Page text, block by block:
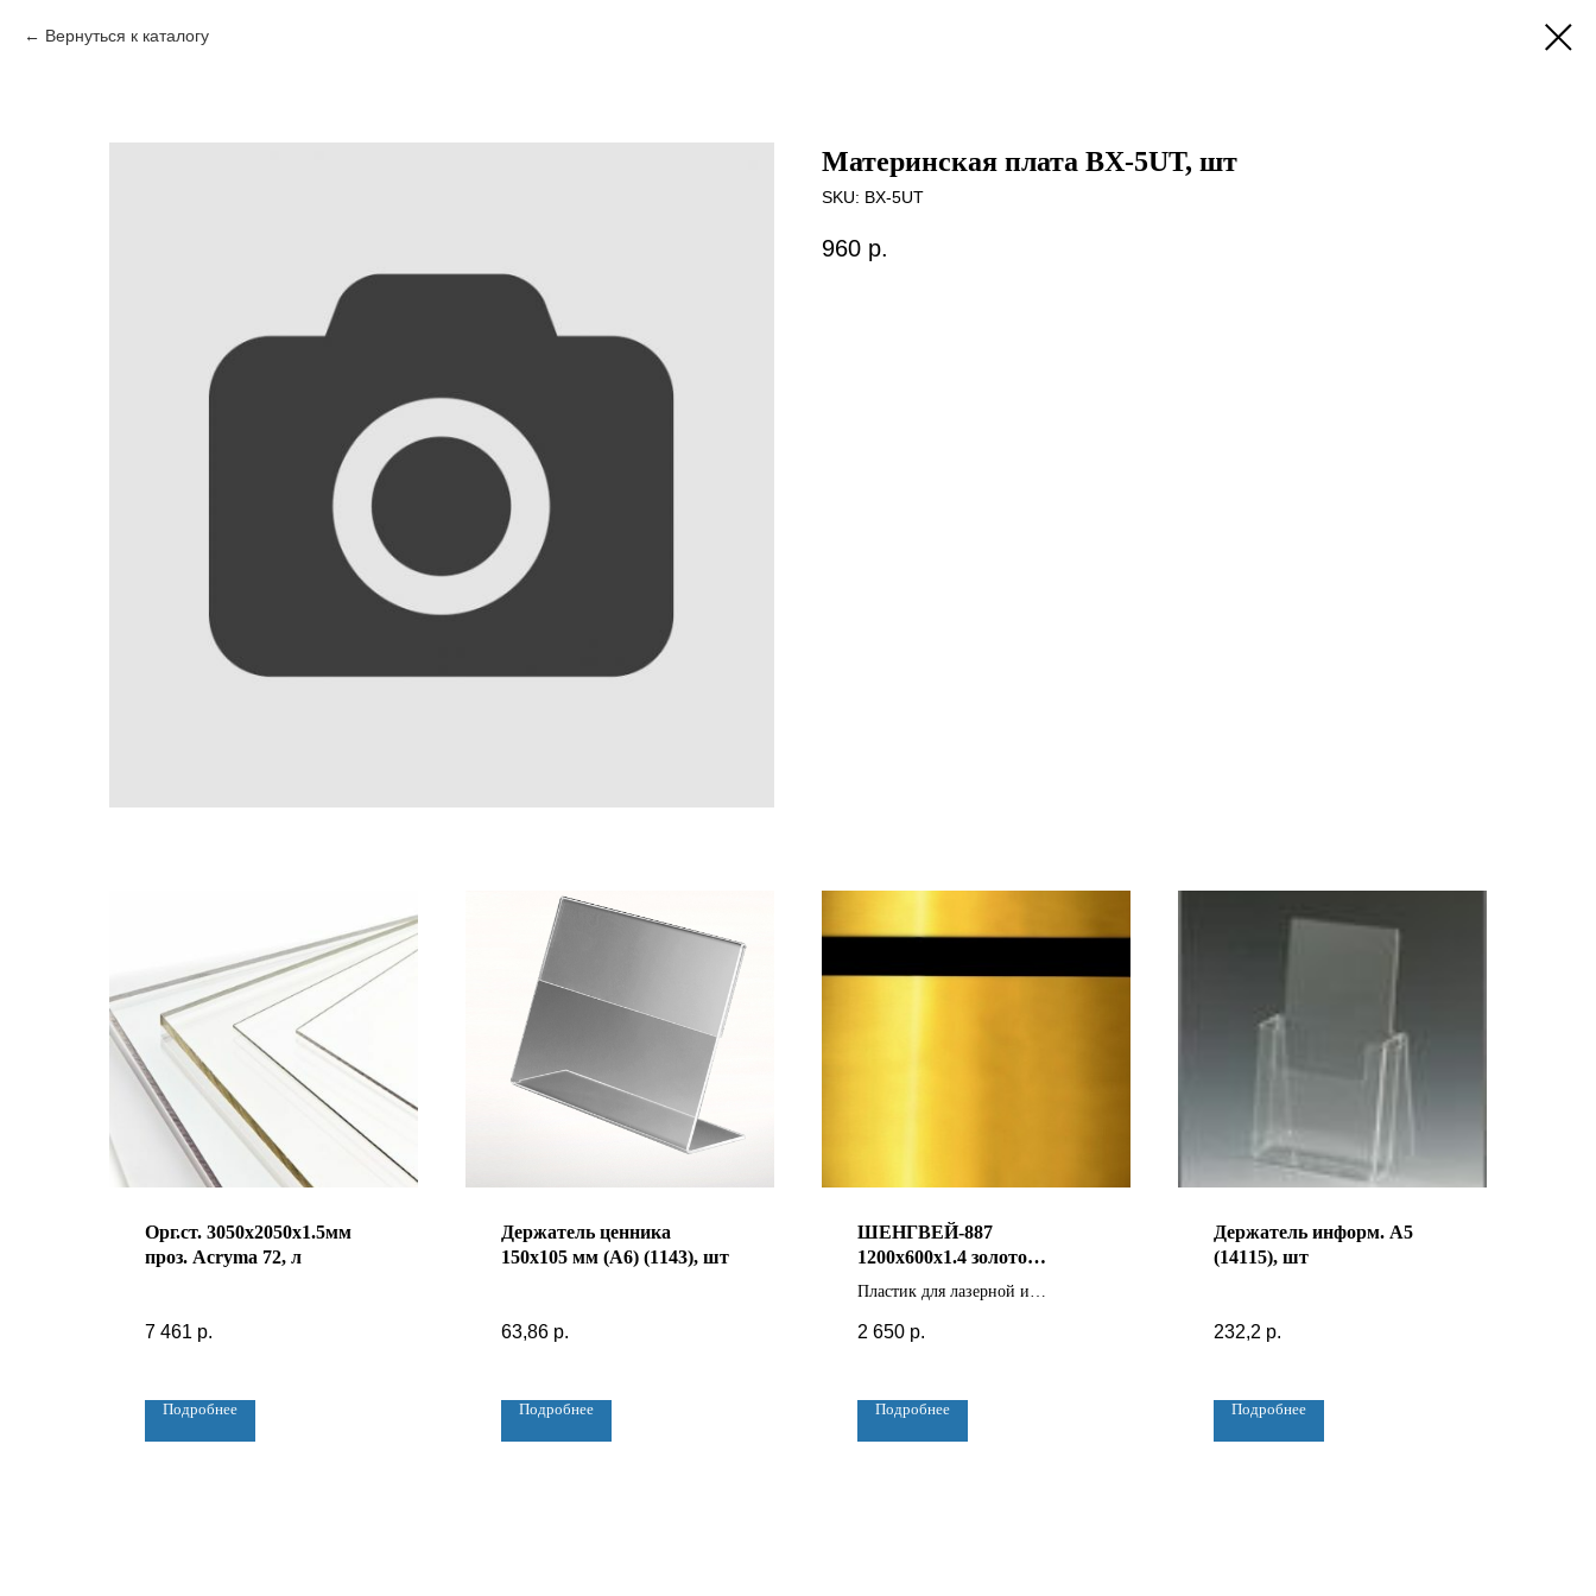
Вернуться к каталогу
Материнская плата BX-5UT, шт
SKU: BX-5UT
960 р.
Орг.ст. 3050х2050х1.5мм
проз. Acryma 72, л
7 461 р.
Подробнее
Держатель ценника
150х105 мм (А6) (1143), шт
63,86 р.
Подробнее
ШЕНГВЕЙ-887
1200х600х1.4 золото
зеркальное глянцевое/
черный пластик
Пластик для лазерной и
2 650 р.
Подробнее
Держатель информ. А5
(14115), шт
232,2 р.
Подробнее